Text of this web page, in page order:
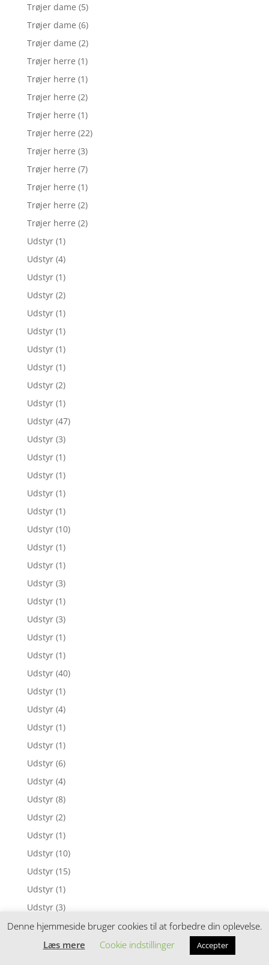
Trøjer dame (5)
Trøjer dame (6)
Trøjer dame (2)
Trøjer herre (1)
Trøjer herre (1)
Trøjer herre (2)
Trøjer herre (1)
Trøjer herre (22)
Trøjer herre (3)
Trøjer herre (7)
Trøjer herre (1)
Trøjer herre (2)
Trøjer herre (2)
Udstyr (1)
Udstyr (4)
Udstyr (1)
Udstyr (2)
Udstyr (1)
Udstyr (1)
Udstyr (1)
Udstyr (1)
Udstyr (2)
Udstyr (1)
Udstyr (47)
Udstyr (3)
Udstyr (1)
Udstyr (1)
Udstyr (1)
Udstyr (1)
Udstyr (10)
Udstyr (1)
Udstyr (1)
Udstyr (3)
Udstyr (1)
Udstyr (3)
Udstyr (1)
Udstyr (1)
Udstyr (40)
Udstyr (1)
Udstyr (4)
Udstyr (1)
Udstyr (1)
Udstyr (6)
Udstyr (4)
Udstyr (8)
Udstyr (2)
Udstyr (1)
Udstyr (10)
Udstyr (15)
Udstyr (1)
Udstyr (3)
Udstyr (3)
Udstyr (1)
Denne hjemmeside bruger cookies til at forbedre din oplevelse.
Læs mere
Cookie indstillinger Accepter